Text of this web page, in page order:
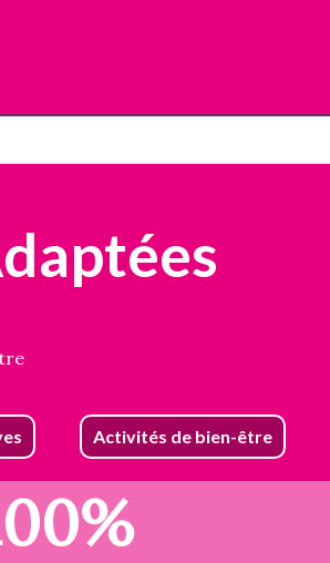
Activités de bien-être
%